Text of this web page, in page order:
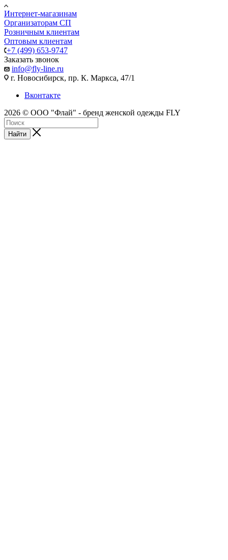
Интернет-магазинам
Организаторам СП
Розничным клиентам
Оптовым клиентам
+7 (499) 653-9747
Заказать звонок
info@fly-line.ru
г. Новосибирск, пр. К. Маркса, 47/1
Вконтакте
2026 © ООО "Флай" - бренд женской одежды FLY
Найти